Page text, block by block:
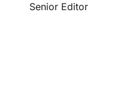
Senior Editor